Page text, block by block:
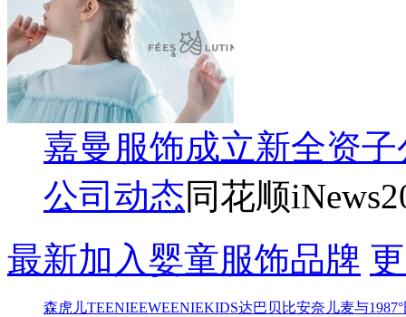
嘉曼服饰成立新全资子
公司动态同花顺iNews
最新加入婴童服饰品牌
森虎儿TEENIEEWEENIEKIDS达巴贝比安奈儿麦与1987°